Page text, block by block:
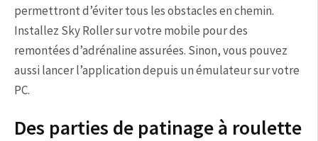
permettront d’éviter tous les obstacles en chemin.
Installez Sky Roller sur votre mobile pour des
remontées d’adrénaline assurées. Sinon, vous pouvez
aussi lancer l’application depuis un émulateur sur votre
PC.
Des parties de patinage à roulette